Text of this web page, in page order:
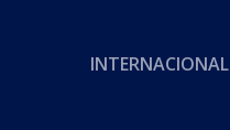
INTERNACIONAL